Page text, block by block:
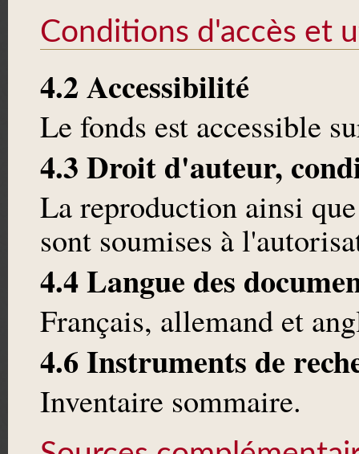
Conditions d'accès et
4.2 Accessibilité
Le fonds est accessible
4.3 Droit d'auteur,
La reproduction ainsi
sont soumises à
4.4 Langue des
Français, allemand et
4.6 Instruments de
Inventaire sommaire.